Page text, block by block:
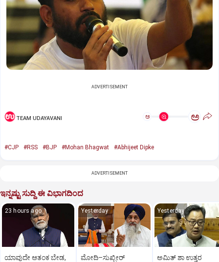
ADVERTISEMENT
TEAM UDAYAVANI ಅ ಅ
#CJP #RSS #BJP #Mohan Bhagwat #Abhijeet Dipke
ADVERTISEMENT
ಇನ್ನಷ್ಟು ಸುದ್ದಿ ಈ ವಿಭಾಗದಿಂದ
23 hours ago
ಯಾವುದೇ ಆತಂಕ ಬೇಡ,
Yesterday
ಮೋದಿ–ಸುಖ್ಬೀರ್
Yesterday
ಅಮಿತ್ ಶಾ ಉತ್ತರ